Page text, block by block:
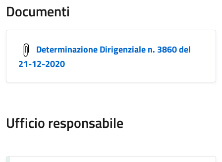
Documenti
Determinazione Dirigenziale n. 3860 del
21-12-2020
Ufficio responsabile